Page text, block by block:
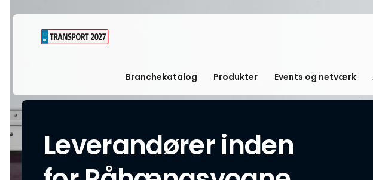
Branchekatalog Produkter Events og netværk
Leverandører inden